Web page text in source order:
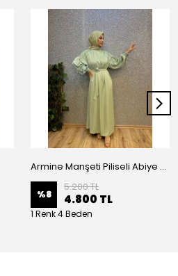
Armine Manşeti Piliseli Abiye Elbise 23Y9617
%8
5.200 TL
4.800 TL
1 Renk 4 Beden